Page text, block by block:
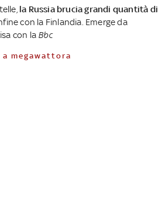
la Russia brucia grandi quantità di
con la Finlandia. Emerge da
con la Bbc
a megawattora